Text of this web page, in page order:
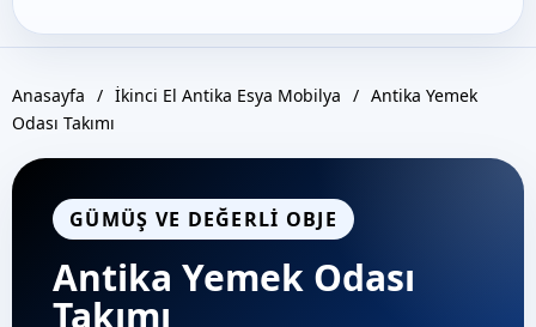
Anasayfa / İkinci El Antika Esya Mobilya / Antika Yemek
Odası Takımı
GÜMÜŞ VE DEĞERLI OBJE
Antika Yemek Odası
Takımı